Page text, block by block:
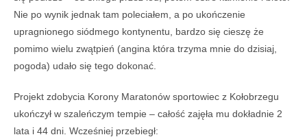
Nie po wynik jednak tam poleciałem, a po ukończenie
upragnionego siódmego kontynentu, bardzo się cieszę że
pomimo wielu zwątpień (angina która trzyma mnie do dzisiaj,
pogoda) udało się tego dokonać.
Projekt zdobycia Korony Maratonów sportowiec z Kołobrzegu
ukończył w szaleńczym tempie – całość zajęła mu dokładnie 2
lata i 44 dni. Wcześniej przebiegł: